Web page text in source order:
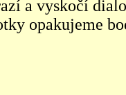
a vyskočí
opakujeme